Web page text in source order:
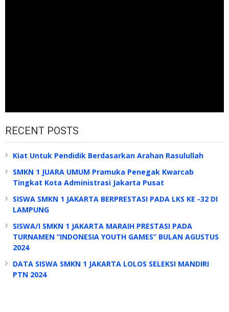
RECENT POSTS
Kiat Untuk Pendidik Berdasarkan Arahan Rasulullah
SMKN 1 JUARA UMUM Pramuka Penegak Kwarcab
Tingkat Kota Administrasi Jakarta Pusat
SISWA SMKN 1 JAKARTA BERPRESTASI PADA LKS KE -32 DI
LAMPUNG
SISWA/I SMKN 1 JAKARTA MARAIH PRESTASI PADA
TURNAMEN “INDONESIA YOUTH GAMES” BULAN AGUSTUS
2024
DATA SISWA SMKN 1 JAKARTA LOLOS SELEKSI MANDIRI
PTN 2024